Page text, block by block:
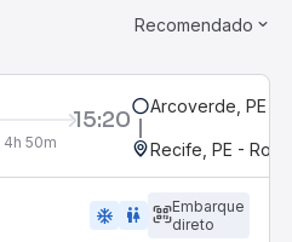
Recomendado
15:20
4h 50m
Arcoverde, PE -
Recife, PE -
ac_unit wc
Embarque
direto